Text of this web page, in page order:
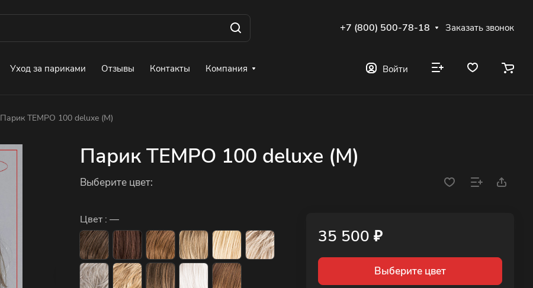
+7 (800) 500-78-18 Заказать звонок
Уход за париками Отзывы Контакты Компания Войти
Парик TEMPO 100 deluxe (M)
Парик TEMPO 100 deluxe (M)
Выберите цвет:
Цвет : —
35 500 ₽
Выберите цвет